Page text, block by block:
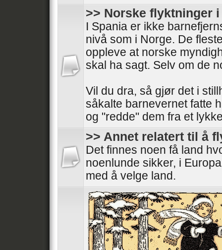
>> Norske flyktninger i
I Spania er ikke
nivå som i Norge. De
oppleve at norske
skal ha sagt. Selv om de
Vil du dra, så gjør det i
såkalte barnevernet fatte
og "redde" dem fra et
>> Annet relatert til å
Det finnes noen få land
noenlunde sikker, i
med å velge land.